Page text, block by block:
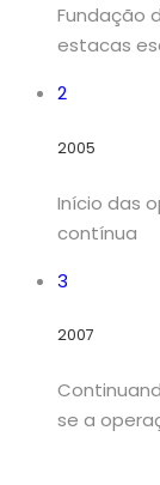
Fundação
estacas
2
2005
Início das
contínua
3
2007
se a